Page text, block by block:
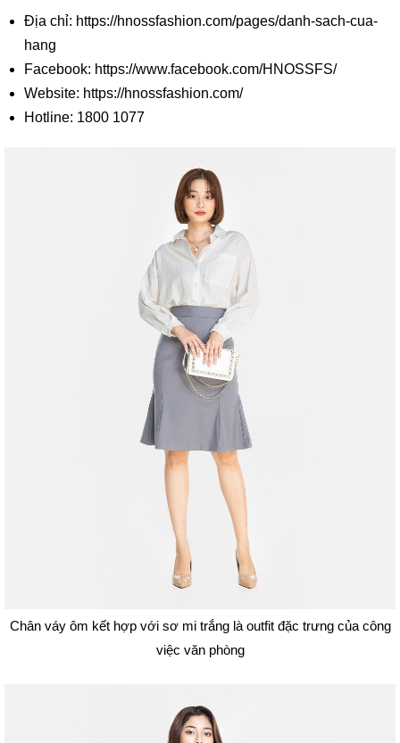
Địa chỉ: https://hnossfashion.com/pages/danh-sach-cua-
hang
Facebook: https://www.facebook.com/HNOSSFS/
Website: https://hnossfashion.com/
Hotline: 1800 1077
Chân váy ôm kết hợp với sơ mi trắng là outfit đặc trưng của công
việc văn phòng